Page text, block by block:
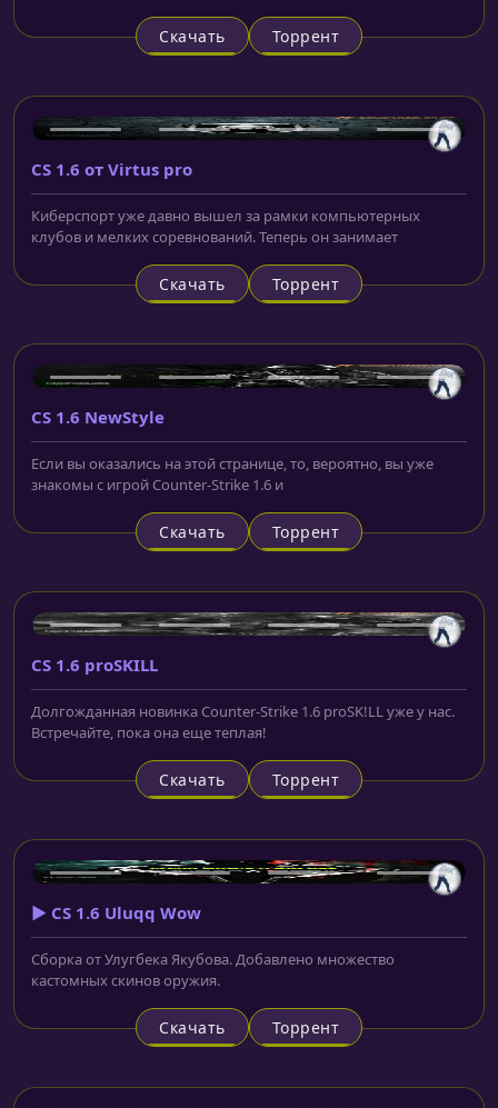
Скачать Торрент
CS 1.6 от Virtus pro
Киберспорт уже давно вышел за рамки компьютерных
клубов и мелких соревнований. Теперь он занимает
Скачать Торрент
CS 1.6 NewStyle
Если вы оказались на этой странице, то, вероятно, вы уже
знакомы с игрой Counter-Strike 1.6 и
Скачать Торрент
CS 1.6 proSKILL
Долгожданная новинка Counter-Strike 1.6 proSK!LL уже у нас.
Встречайте, пока она еще теплая!
Скачать Торрент
▶️ CS 1.6 Uluqq Wow
Сборка от Улугбека Якубова. Добавлено множество
кастомных скинов оружия.
Скачать Торрент